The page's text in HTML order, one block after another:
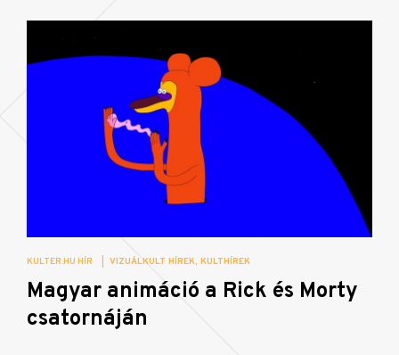
KULTER.HU HÍR VIZUÁLKULT HÍREK KULTHÍREK
Magyar animáció a Rick és Morty
csatornáján